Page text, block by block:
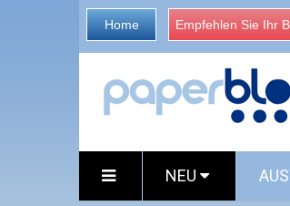
Home Empfehlen Sie Ihr
NEU